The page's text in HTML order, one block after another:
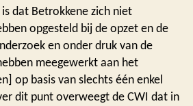
dat Betrokkene zich niet
opgesteld bij de opzet en de
en onder druk van de
meegewerkt aan het
op basis van slechts één enkel
dit punt overweegt de CWI dat in